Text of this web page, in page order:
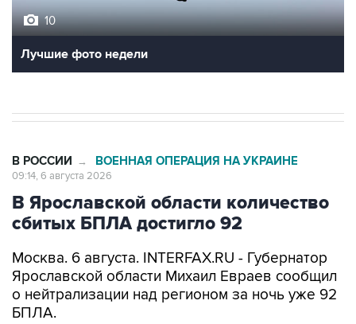
10
Лучшие фото недели
В РОССИИ → ВОЕННАЯ ОПЕРАЦИЯ НА УКРАИНЕ
09:14, 6 августа 2026
В Ярославской области количество
сбитых БПЛА достигло 92
Москва. 6 августа. INTERFAX.RU - Губернатор
Ярославской области Михаил Евраев сообщил
о нейтрализации над регионом за ночь уже 92
БПЛА.